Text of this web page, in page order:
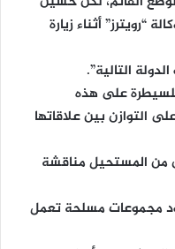
أثناء زيارة
التالية”.
على هذه
التوازن بين علاقاتها
من المستحيل مناقشة
مجموعات مسلحة تعمل